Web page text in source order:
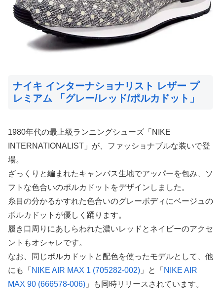
ナイキ インターナショナリスト レザー プ
レミアム 「グレー/レッド/ポルカドット」
1980年代の最上級ランニングシューズ「NIKE
INTERNATIONALIST」が、ファッショナブルな装いで登
場。
ざっくりと編まれたキャンバス生地でアッパーを包み、ソ
フトな色合いのポルカドットをデザインしました。
糸目の分かるかすれた色合いのグレーボディにベージュの
ポルカドットが優しく踊ります。
履き口周りにあしらわれた濃いレッドとネイビーのアクセ
ントもオシャレです。
なお、同じポルカドットと配色を使ったモデルとして、他
にも「 NIKE AIR MAX 1 (705282-002) 」と「 NIKE AIR
MAX 90 (666578-006) 」も同時リリースされています。